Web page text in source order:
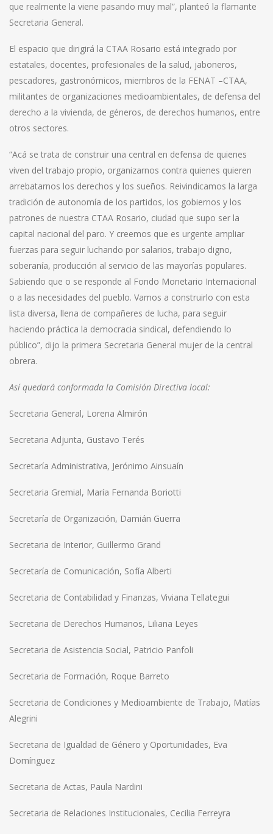
que realmente la viene pasando muy mal”, planteó la flamante
Secretaria General.
El espacio que dirigirá la CTAA Rosario está integrado por
estatales, docentes, profesionales de la salud, jaboneros,
pescadores, gastronómicos, miembros de la FENAT –CTAA,
militantes de organizaciones medioambientales, de defensa del
derecho a la vivienda, de géneros, de derechos humanos, entre
otros sectores.
“Acá se trata de construir una central en defensa de quienes
viven del trabajo propio, organizarnos contra quienes quieren
arrebatarnos los derechos y los sueños. Reivindicamos la larga
tradición de autonomía de los partidos, los gobiernos y los
patrones de nuestra CTAA Rosario, ciudad que supo ser la
capital nacional del paro. Y creemos que es urgente ampliar
fuerzas para seguir luchando por salarios, trabajo digno,
soberanía, producción al servicio de las mayorías populares.
Sabiendo que o se responde al Fondo Monetario Internacional
o a las necesidades del pueblo. Vamos a construirlo con esta
lista diversa, llena de compañeres de lucha, para seguir
haciendo práctica la democracia sindical, defendiendo lo
público”, dijo la primera Secretaria General mujer de la central
obrera.
Así quedará conformada la Comisión Directiva local:
Secretaria General, Lorena Almirón
Secretaria Adjunta, Gustavo Terés
Secretaría Administrativa, Jerónimo Ainsuaín
Secretaria Gremial, María Fernanda Boriotti
Secretaría de Organización, Damián Guerra
Secretaria de Interior, Guillermo Grand
Secretaría de Comunicación, Sofía Alberti
Secretaria de Contabilidad y Finanzas, Viviana Tellategui
Secretaria de Derechos Humanos, Liliana Leyes
Secretaria de Asistencia Social, Patricio Panfoli
Secretaria de Formación, Roque Barreto
Secretaria de Condiciones y Medioambiente de Trabajo, Matías
Alegrini
Secretaria de Igualdad de Género y Oportunidades, Eva
Domínguez
Secretaria de Actas, Paula Nardini
Secretaria de Relaciones Institucionales, Cecilia Ferreyra